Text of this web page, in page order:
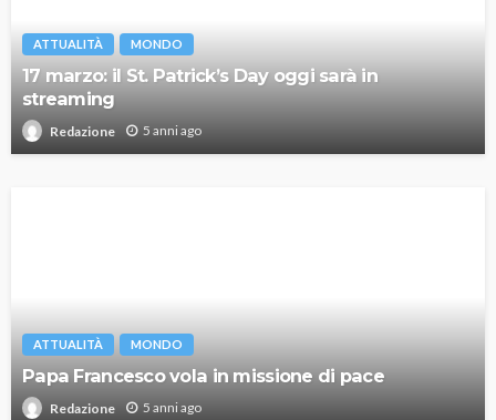
ATTUALITÀ MONDO
17 marzo: il St. Patrick’s Day oggi sarà in
streaming
Redazione 5 anni ago
ATTUALITÀ MONDO
Papa Francesco vola in missione di pace
Redazione 5 anni ago